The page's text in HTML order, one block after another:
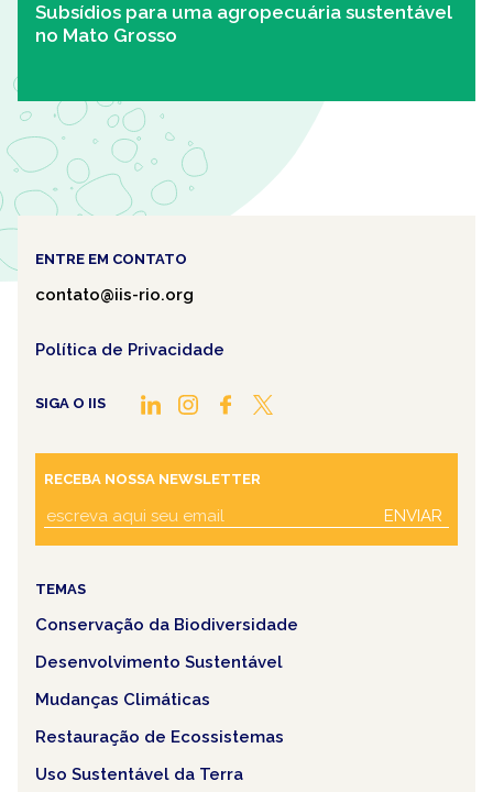
Subsídios para uma agropecuária sustentável
no Mato Grosso
ENTRE EM CONTATO
contato@iis-rio.org
Política de Privacidade
SIGA O IIS
RECEBA NOSSA NEWSLETTER
ENVIAR
TEMAS
Conservação da Biodiversidade
Desenvolvimento Sustentável
Mudanças Climáticas
Restauração de Ecossistemas
Uso Sustentável da Terra